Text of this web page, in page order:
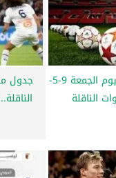
مواعيد مباريات اليوم الجمعة 9-5-
جدول